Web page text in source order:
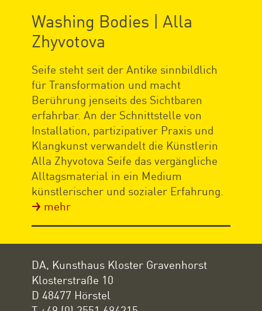
Washing Bodies | Alla
Zhyvotova
Seife steht seit der Antike sinnbildlich
für Transformation und macht
Berührung jenseits des Sichtbaren
erfahrbar. An der Schnittstelle von
Installation, partizipativer Praxis und
Klangkunst verwandelt die Künstlerin
Alla Zhyvotova Seife das vergängliche
Alltagsmaterial in ein Medium
künstlerischer und sozialer Erfahrung.
mehr
DA, Kunsthaus Kloster Gravenhorst
Klosterstraße 10
D 48477 Hörstel